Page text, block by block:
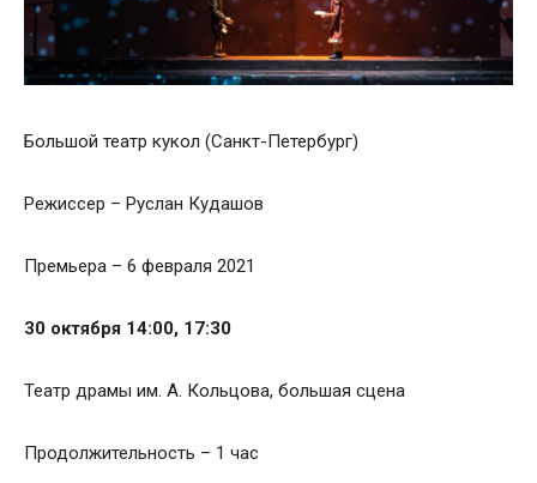
Большой театр кукол (Санкт-Петербург)
Режиссер – Руслан Кудашов
Премьера – 6 февраля 2021
30 октября 14:00, 17:30
Театр драмы им. А. Кольцова, большая сцена
Продолжительность – 1 час